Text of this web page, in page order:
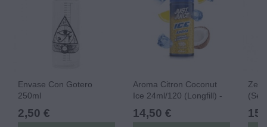
Envase Con Gotero
250ml
2,50 €
Aroma Citron Coconut
Ice 24ml/120 (Longfill) -
Just Juice
14,50 €